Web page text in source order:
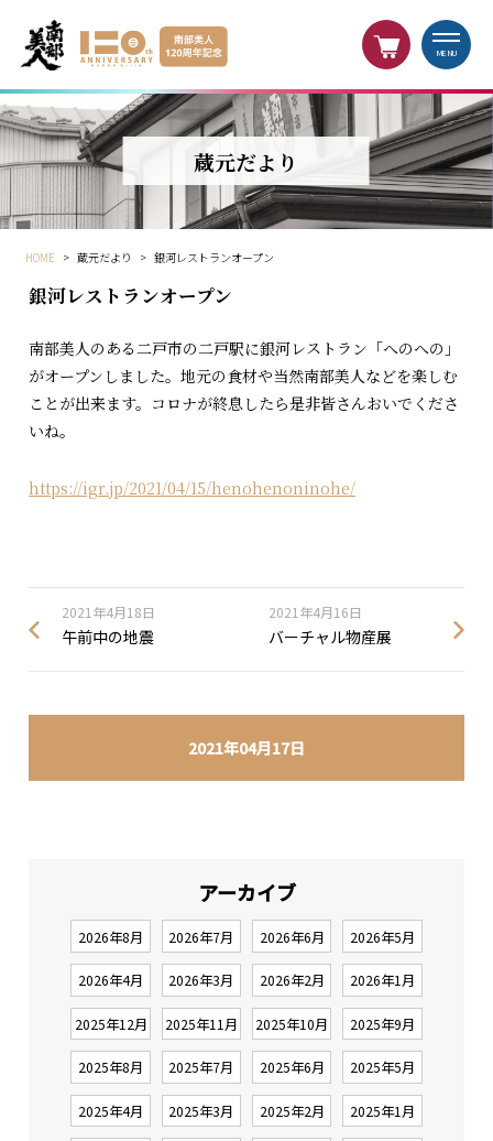
MENU
蔵元だより
HOME > 蔵元だより > 銀河レストランオープン
2021年04月17日
銀河レストランオープン
南部美人のある二戸市の二戸駅に銀河レストラン「へのへの」
がオープンしました。地元の食材や当然南部美人などを楽しむ
ことが出来ます。コロナが終息したら是非皆さんおいでくださ
いね。
https://igr.jp/2021/04/15/henohenoninohe/
2021年4月18日
午前中の地震
2021年4月16日
バーチャル物産展
アーカイブ
2026年8月 2026年7月 2026年6月 2026年5月
2026年4月 2026年3月 2026年2月 2026年1月
2025年12月 2025年11月 2025年10月 2025年9月
2025年8月 2025年7月 2025年6月 2025年5月
2025年4月 2025年3月 2025年2月 2025年1月